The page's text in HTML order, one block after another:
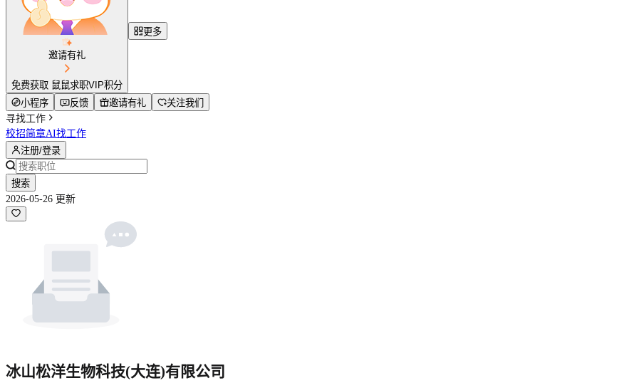
邀请有礼
免费获取 鼠鼠求职VIP积分
更多
小程序 反馈 邀请有礼
关注我们
寻找工作
校招简章AI找工作
注册/登录
搜索
2026-05-26 更新
冰山松洋生物科技(大连)有限公司